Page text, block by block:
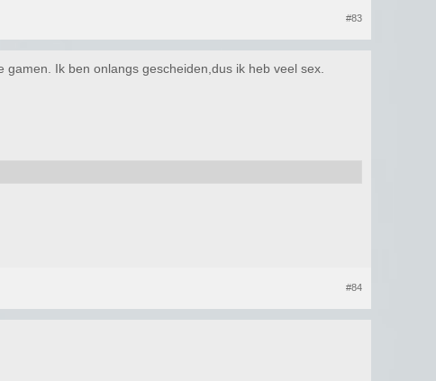
#83
Ik ben onlangs gescheiden,dus ik heb veel sex.
#84